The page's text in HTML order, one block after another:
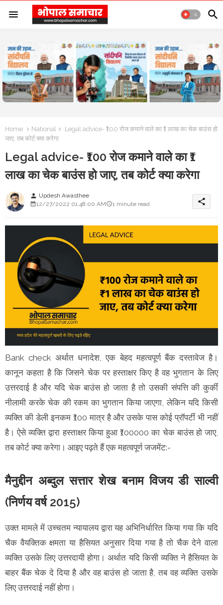
Home National
Legal advice- ₹100 रोज कमाने वाले का ₹1 लाख का चेक बाउंस हो
जाए, तब कोर्ट क्या करेगा
Legal advice- ₹100 रोज कमाने वाले का ₹1
लाख का चेक बाउंस हो जाए, तब कोर्ट क्या करेगा
person Updesh Awasthee
12/27/2022 01:48:00 AM
1 minute read share
Bank check अर्थात धनादेश, एक बेहद महत्वपूर्ण बैंक दस्तावेज है।
कानून कहता है कि जिसने चेक पर हस्ताक्षर किए है वह भुगतान के लिए
उत्तरदाई है और यदि चेक बाउंस हो जाता है तो उसकी संपत्ति की कुर्की
नीलामी करके चेक की रकम का भुगतान किया जाएगा, लेकिन यदि किसी
व्यक्ति की डेली इनकम ₹100 मात्र है और उसके पास कोई प्रॉपर्टी भी नहीं
है। ऐसे व्यक्ति द्वारा हस्ताक्षर किया हुआ ₹100000 का चेक बाउंस हो जाए,
तब कोर्ट क्या करेगा। आइए पढ़ते हैं एक महत्वपूर्ण जजमेंट:-
मैनुद्दीन अब्दुल सत्तार शेख बनाम विजय डी साल्वी
(निर्णय वर्ष 2015)
उक्त मामले में उच्चतम न्यायालय द्वारा यह अभिनिर्धारित किया गया कि यदि
चैक वैयक्तिक क्षमता या हैसियत अनुसार दिया गया है तो चैक देने वाला
व्यक्ति उसके लिए उत्तरदायी होगा। अर्थात यदि किसी व्यक्ति ने हैसियत के
बाहर बैंक चेक दे दिया है और वह बाउंस हो जाता है, तब वह व्यक्ति उसके
लिए उत्तरदाई नहीं होगा।